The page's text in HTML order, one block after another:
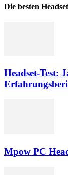
Die besten
Headset-Test:
Mpow PC